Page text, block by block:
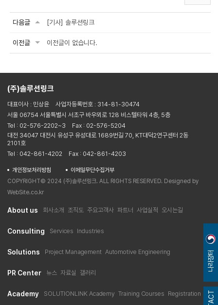
다음글 [기사] 솔루션링크
이전글 이전글이 없습니다.
(주)솔루션링크
대표이사 : 민상윤
사업자등록번호 : 314-81-30474
서울 06754 서울특별시 서초구 바우뫼로 128 비스텔타워 4층, 5층
Tel : 02-576-2202~3
Fax : 02-576-5204
대전 34047 대전시 유성구 유성대로 1689번길 70, KT대덕2연구센터 2동
2101호
Tel : 042-861-4202
Fax : 042-861-4203
개인정보처리방침
이메일무단수집거부
COPYRIGHT© 2024 (주)솔루션링크. ALL RIGHTS RESERVED. Designed by
WebSite.co.kr
About us 회사소개 조직도 주요고객사 파트너 사업실적 오시는길
Consulting Services Industries
Solutions Project Management Automotive Engineering
PR Center 뉴스 자료실 갤러리
Academy SOLUTIONLINK Academy Training Courses Registration
나라장터